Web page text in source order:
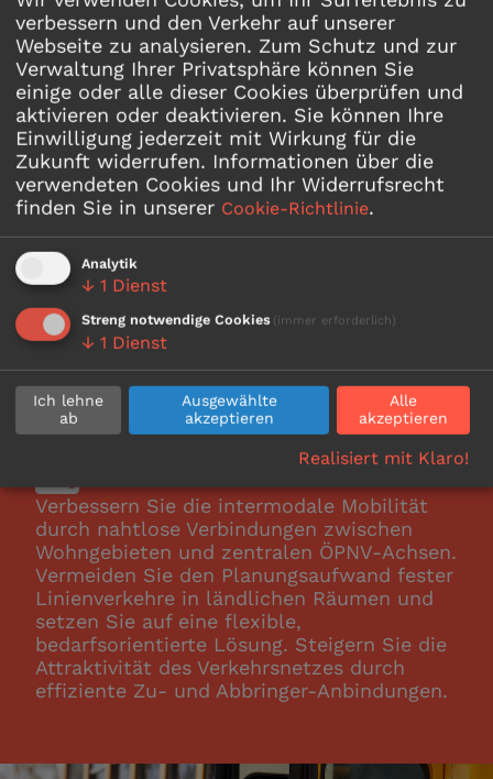
Bedarfsverkehr war noch nie so einfach
umzusetzen.
Zu- und Abbringer
Verbessern Sie die intermodale Mobilität
durch nahtlose Verbindungen zwischen
Wohngebieten und zentralen ÖPNV-Achsen.
Vermeiden Sie den Planungsaufwand fester
Linienverkehre in ländlichen Räumen und
setzen Sie auf eine flexible,
bedarfsorientierte Lösung. Steigern Sie die
Attraktivität des Verkehrsnetzes durch
effiziente Zu- und Abbringer-Anbindungen.
verbessern und den Verkehr auf unserer
Webseite zu analysieren. Zum Schutz und zur
Verwaltung Ihrer Privatsphäre können Sie
einige oder alle dieser Cookies überprüfen und
aktivieren oder deaktivieren. Sie können Ihre
Einwilligung jederzeit mit Wirkung für die
Zukunft widerrufen. Informationen über die
verwendeten Cookies und Ihr Widerrufsrecht
finden Sie in unserer Cookie-Richtlinie.
Analytik
↓ 1 Dienst
Streng notwendige Cookies (immer erforderlich)
↓ 1 Dienst
Ich lehne
ab
Ausgewählte
akzeptieren
Alle
akzeptieren
Realisiert mit Klaro!